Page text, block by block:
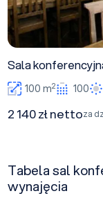
Sala
100 m2 100
2 140 zł nettoza
Tabela sal
wynajęcia